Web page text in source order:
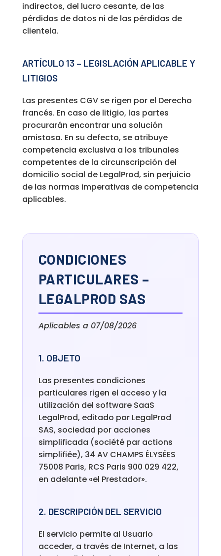
indirectos, del lucro cesante, de las
pérdidas de datos ni de las pérdidas de
clientela.
ARTÍCULO 13 – LEGISLACIÓN APLICABLE Y
LITIGIOS
Las presentes CGV se rigen por el Derecho
francés. En caso de litigio, las partes
procurarán encontrar una solución
amistosa. En su defecto, se atribuye
competencia exclusiva a los tribunales
competentes de la circunscripción del
domicilio social de LegalProd, sin perjuicio
de las normas imperativas de competencia
aplicables.
CONDICIONES
PARTICULARES –
LEGALPROD SAS
Aplicables a 07/08/2026
1. OBJETO
Las presentes condiciones
particulares rigen el acceso y la
utilización del software SaaS
LegalProd, editado por LegalProd
SAS, sociedad por acciones
simplificada (société par actions
simplifiée), 34 AV CHAMPS ÉLYSÉES
75008 Paris, RCS Paris 900 029 422,
en adelante «el Prestador».
2. DESCRIPCIÓN DEL SERVICIO
El servicio permite al Usuario
acceder, a través de Internet, a las